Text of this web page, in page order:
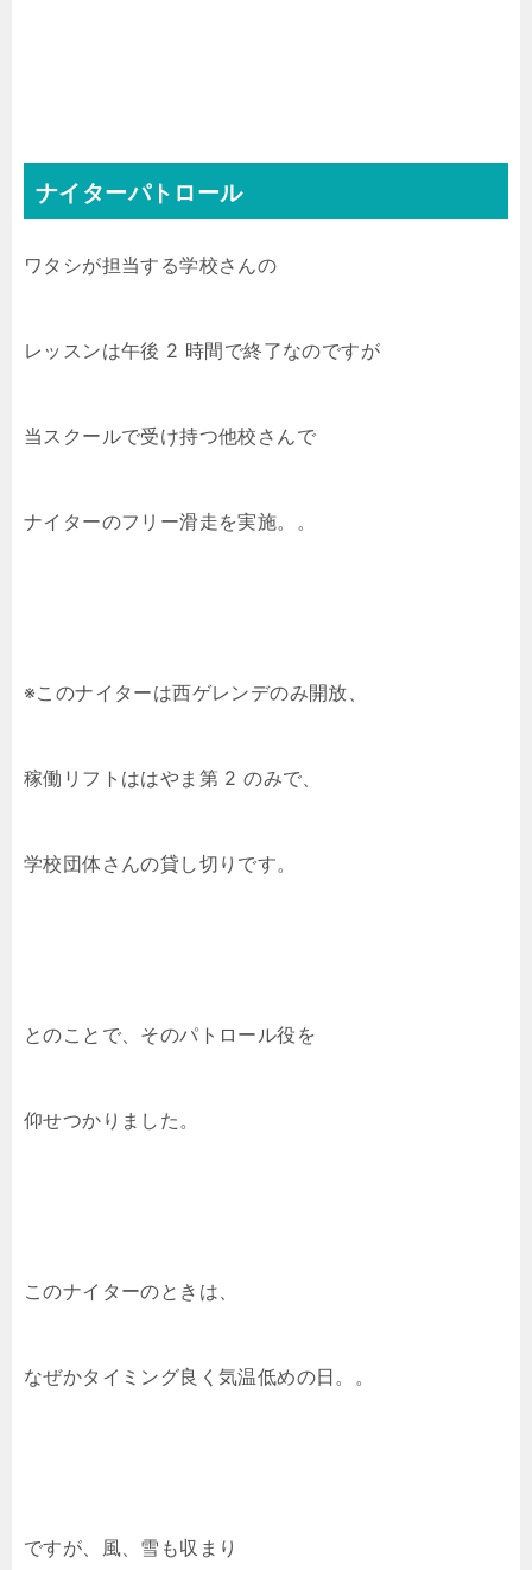
ナイターパトロール
ワタシが担当する学校さんの
レッスンは午後 2 時間で終了なのですが
当スクールで受け持つ他校さんで
ナイターのフリー滑走を実施。。
※このナイターは西ゲレンデのみ開放、
稼働リフトははやま第 2 のみで、
学校団体さんの貸し切りです。
とのことで、そのパトロール役を
仰せつかりました。
このナイターのときは、
なぜかタイミング良く気温低めの日。。
ですが、風、雪も収まり